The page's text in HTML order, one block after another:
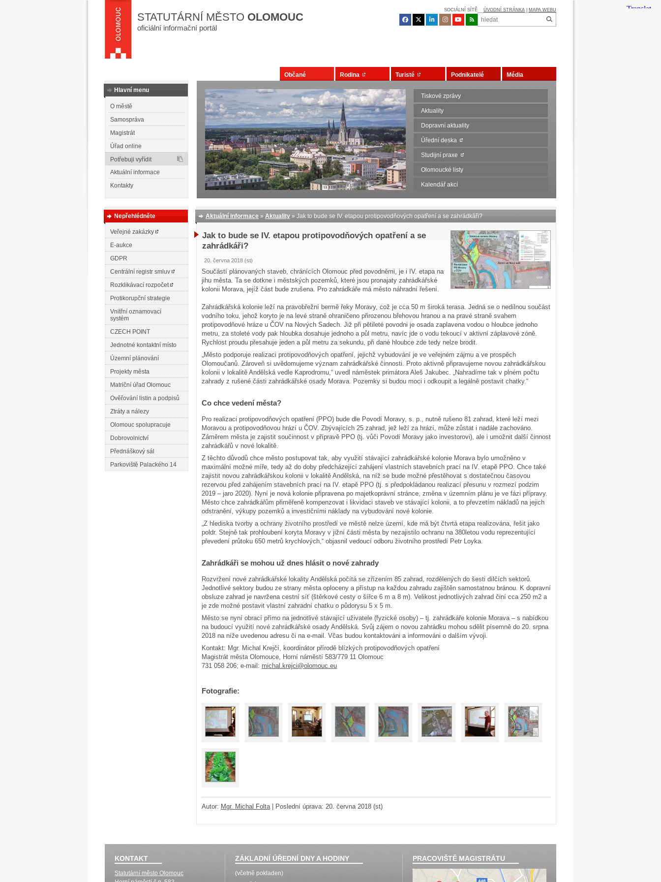
STATUTÁRNÍ MĚSTO OLOMOUC
oficiální informační portál
SOCIÁLNÍ SÍTĚ ÚVODNÍ STRÁNKA MAPA WEBU
Hlavní menu
O městě
Samospráva
Magistrát
Úřad online
Potřebuji vyřídit
Aktuální informace
Kontakty
Občané Rodina Turisté Podnikatelé Média
Tiskové zprávy
Aktuality
Dopravní aktuality
Úřední deska
Studijní praxe
Olomoucké listy
Kalendář akcí
Nepřehlédněte
Veřejné zakázky
E-aukce
GDPR
Centrální registr smluv
Rozklikávací rozpočet
Protikorupční strategie
Vnitřní oznamovací
systém
CZECH POINT
Jednotné kontaktní místo
Územní plánování
Projekty města
Matriční úřad Olomouc
Ověřování listin a podpisů
Ztráty a nálezy
Olomouc spolupracuje
Dobrovolnictví
Přednáškový sál
Parkoviště Palackého 14
Aktuální informace » Aktuality » Jak to bude se IV. etapou protipovodňových opatření a se zahrádkáři?
Jak to bude se IV. etapou protipovodňových opatření a se
zahrádkáři?
20. června 2018 (st)
Součástí plánovaných staveb, chránících Olomouc před povodněmi, je i IV. etapa na
jihu města. Ta se dotkne i městských pozemků, které jsou pronajaty zahrádkářské
kolonii Morava, jejíž část bude zrušena. Pro zahrádkáře má město náhradní řešení.
Zahrádkářská kolonie leží na pravobřežní bermě řeky Moravy, což je cca 50 m široká terasa. Jedná se o nedílnou součást
vodního toku, jehož koryto je na levé straně ohraničeno přirozenou břehovou hranou a na pravé straně svahem
protipovodňové hráze u ČOV na Nových Sadech. Již při pětileté povodni je osada zaplavena vodou o hloubce jednoho
metru, za stoleté vody pak hloubka dosahuje jednoho a půl metru, navíc jde o vodu tekoucí v aktivní záplavové zóně.
Rychlost proudu přesahuje jeden a půl metru za sekundu, při dané hloubce zde tedy nelze brodit.
„Město podporuje realizaci protipovodňových opatření, jejichž vybudování je ve veřejném zájmu a ve prospěch
Olomoučanů. Zároveň si uvědomujeme význam zahrádkářské činnosti. Proto aktivně připravujeme novou zahrádkářskou
kolonii v lokalitě Andělská vedle Kaprodromu,“ uvedl náměstek primátora Aleš Jakubec. „Nahradíme tak v plném počtu
zahrady z rušené části zahrádkářské osady Morava. Pozemky si budou moci i odkoupit a legálně postavit chatky.“
Co chce vedení města?
Pro realizaci protipovodňových opatření (PPO) bude dle Povodí Moravy, s. p., nutně rušeno 81 zahrad, které leží mezi
Moravou a protipovodňovou hrází u ČOV. Zbývajících 25 zahrad, jež leží za hrází, může zůstat i nadále zachováno.
Záměrem města je zajistit součinnost v přípravě PPO (tj. vůči Povodí Moravy jako investorovi), ale i umožnit další činnost
zahrádkářů v nové lokalitě.
Z těchto důvodů chce město postupovat tak, aby využití stávající zahrádkářské kolonie Morava bylo umožněno v
maximální možné míře, tedy až do doby předcházející zahájení vlastních stavebních prací na IV. etapě PPO. Chce také
zajistit novou zahrádkářskou kolonii v lokalitě Andělská, na níž se bude možné přestěhovat s dostatečnou časovou
rezervou před zahájením stavebních prací na IV. etapě PPO (tj. s předpokládanou realizací přesunu v rozmezí podzim
2019 – jaro 2020). Nyní je nová kolonie připravena po majetkoprávní stránce, změna v územním plánu je ve fázi přípravy.
Město chce zahrádkářům přiměřeně kompenzovat i likvidaci staveb ve stávající kolonii, a to převzetím nákladů na jejich
odstranění, výkupy pozemků a investičními náklady na vybudování nové kolonie.
„Z hlediska tvorby a ochrany životního prostředí ve městě nelze území, kde má být čtvrtá etapa realizována, řešit jako
poldr. Stejně tak prohloubení koryta Moravy v jižní části města by nezajistilo ochranu na 380letou vodu reprezentující
převedení průtoku 650 metrů krychlových,“ objasnil vedoucí odboru životního prostředí Petr Loyka.
Zahrádkáři se mohou už dnes hlásit o nové zahrady
Rozvržení nové zahrádkářské lokality Andělská počítá se zřízením 85 zahrad, rozdělených do šesti dílčích sektorů.
Jednotlivé sektory budou ze strany města oploceny a přístup na každou zahradu zajištěn samostatnou bránou. K dopravní
obsluze zahrad je navržena cestní síť (štěrkové cesty o šířce 6 m a 8 m). Velikost jednotlivých zahrad činí cca 250 m2 a
je zde možné postavit vlastní zahradní chatku o půdorysu 5 x 5 m.
Město se nyní obrací přímo na jednotlivé stávající uživatele (fyzické osoby) – tj. zahrádkáře kolonie Morava – s nabídkou
na budoucí využití nové zahrádkářské osady Andělská. Svůj zájem o novou zahrádku mohou sdělit písemně do 20. srpna
2018 na níže uvedenou adresu či na e-mail. Včas budou kontaktováni a informováni o dalším vývoji.
Kontakt: Mgr. Michal Krejčí, koordinátor přírodě blízkých protipovodňových opatření
Magistrát města Olomouce, Horní náměstí 583/779 11 Olomouc
731 058 206; e-mail: michal.krejci@olomouc.eu
Fotografie:
Autor: Mgr. Michal Folta| Poslední úprava: 20. června 2018 (st)
KONTAKT
Statutární město Olomouc
ZÁKLADNÍ ÚŘEDNÍ DNY A HODINY
(včetně pokladen)
PRACOVIŠTĚ MAGISTRÁTU